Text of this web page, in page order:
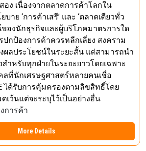
อง เนื่องจากตลาดการค้าโลกใน
าย ‘การค้าเสรี’ และ ‘ตลาดเดียวทั่ว
ของนักธุรกิจและผู้บริโภคมาตรการใด
ปกป้องการค้าควรหลีกเลี่ยง สงคราม
ผลประโยชน์ในระยะสั้น แต่สามารถนำ
ำหรับทุกฝ่ายในระยะยาวโดยเฉพาะ
ลที่นักเศรษฐศาสตร์หลายคนเชื่อ
ได้รับการคุ้มครองตามลิขสิทธิ์โดย
เว้นแต่จะระบุไว้เป็นอย่างอื่น
การค้า
More Details